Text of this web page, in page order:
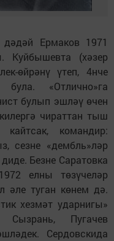
Ермаков 1971
Куйбышевта (хәзер
өйрәнү үтеп, 4нче
«Отлично»га
булып эшләү өчен
чираттан тыш
командир:
сезне «дембль»ләр
Безне Саратовка
елны төзүчеләр
әле туган көнем дә.
хезмәт ударнигы»
Сызрань, Пугачев
Сердовскида